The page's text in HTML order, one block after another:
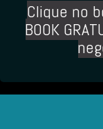
Clique no
BOOK